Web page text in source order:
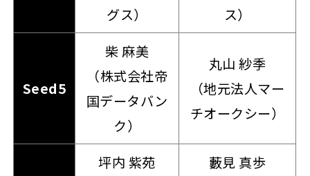
グス）
ス）
Seed5
柴 麻美
（株式会社帝
国データバン
ク）
丸山 紗季
（地元法人マー
チオークシー）
坪内 紫苑
藪見 真歩